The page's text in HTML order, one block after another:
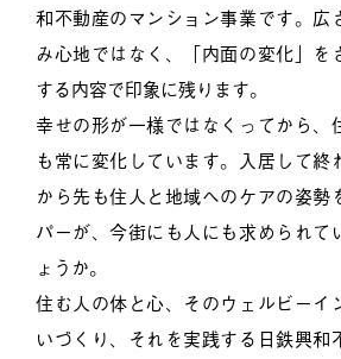
和不動産のマンション事業です。広
み心地ではなく、「内面の変化」を
する内容で印象に残ります。
幸せの形が一様ではなくってから、
も常に変化しています。入居して終
から先も住人と地域へのケアの姿勢
パーが、今街にも人にも求められて
ょうか。
住む人の体と心、そのウェルビーイ
いづくり、それを実践する日鉄興和